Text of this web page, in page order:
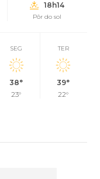
18h14
Pôr do sol
SEG
38°
23°
TER
39°
22°